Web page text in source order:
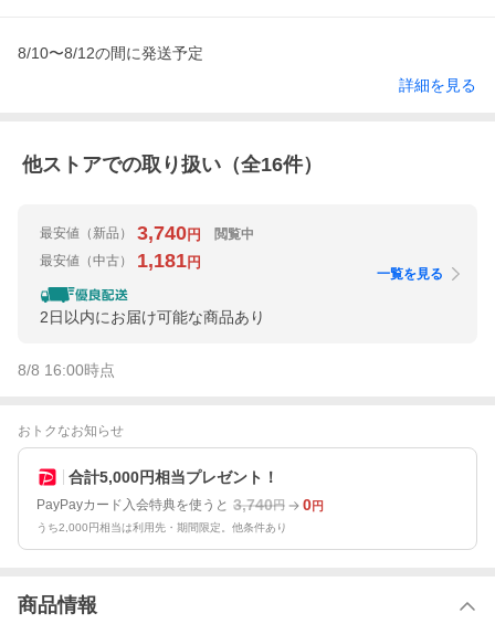
8/10〜8/12の間に発送予定
詳細を見る
他ストアでの取り扱い（全16件）
最安値 （新品） 3,740円
閲覧中
最安値 （中古） 1,181円
2日以内にお届け可能な商品あり
一覧を見る
8/8 16:00時点
おトクなお知らせ
合計5,000円相当プレゼント！
PayPayカード入会特典を使うと 3,740円 0円
うち2,000円相当は利用先・期間限定。他条件あり
商品情報